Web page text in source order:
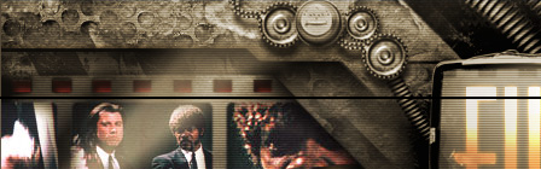
Hyppää pääsisältöön